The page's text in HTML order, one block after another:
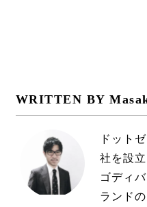
WRITTEN BY
ドット
社を設
ゴディ
ランド